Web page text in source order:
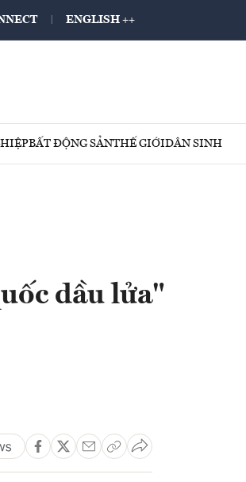
ENGLISH ++
BẤT ĐỘNG SẢNTHẾ GIỚIDÂN SINH
dầu lửa"